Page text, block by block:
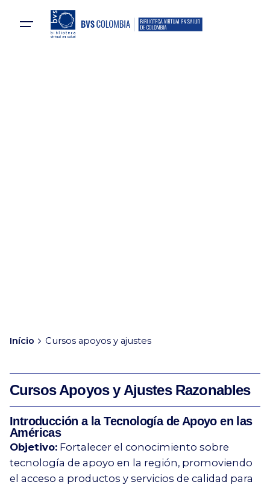
Início Cursos apoyos y ajustes
Cursos Apoyos y Ajustes Razonables
Introducción a la Tecnología de Apoyo en las
Américas
Objetivo: Fortalecer el conocimiento sobre
tecnología de apoyo en la región, promoviendo
el acceso a productos y servicios de calidad para